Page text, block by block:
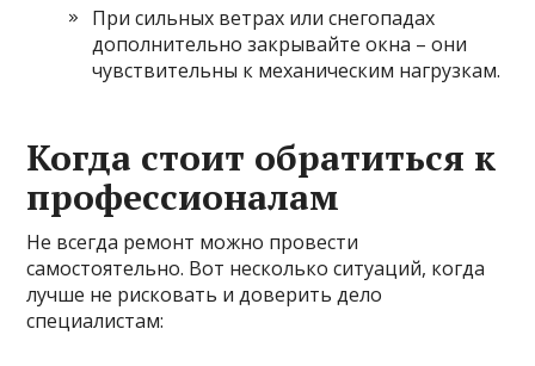
При сильных ветрах или снегопадах
дополнительно закрывайте окна – они
чувствительны к механическим нагрузкам.
Когда стоит обратиться к
профессионалам
Не всегда ремонт можно провести
самостоятельно. Вот несколько ситуаций, когда
лучше не рисковать и доверить дело
специалистам: